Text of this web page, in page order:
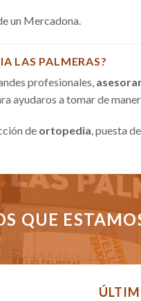
un Mercadona.
LAS PALMERAS?
profesionales,
ayudaros a tomar de
de ortopedia, puesta
QUE